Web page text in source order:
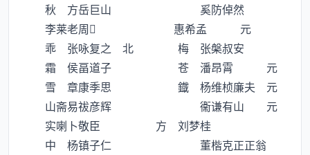
秋 方岳巨山 奚防倬然
李莱老周 惠希孟 元
乖 张咏复之 北 梅 张槃叔安
霜 侯畐道子 苍 潘昂霄 元
雪 章康季思 鐡 杨维桢廉夫 元
山斋易祓彦辉 衞谦有山 元
实喇卜敬臣 方 刘梦桂
中 杨镇子仁 董楷克正正翁